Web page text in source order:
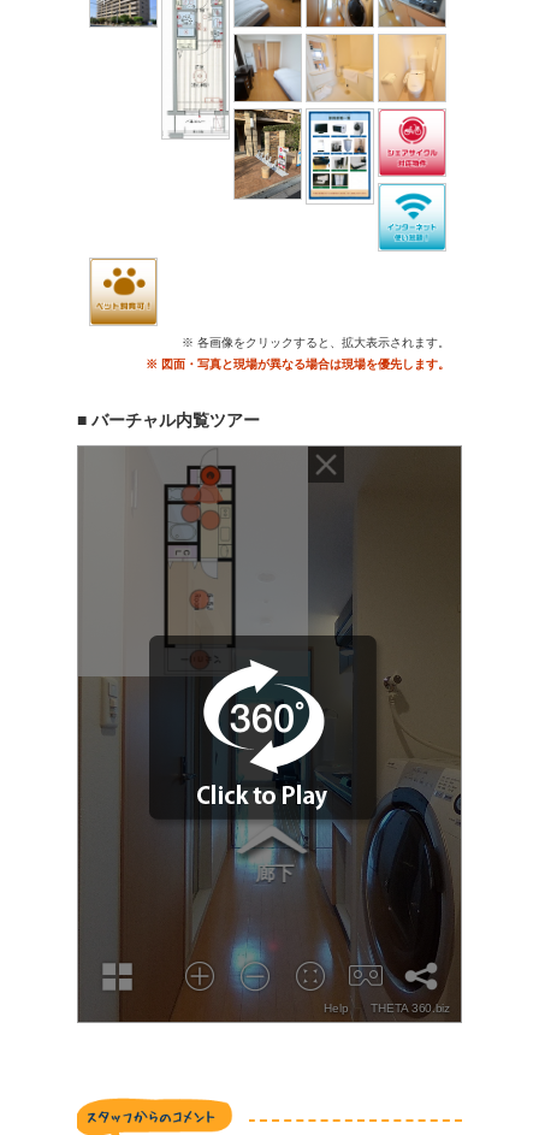
※ 各画像をクリックすると、拡大表示されます。
※ 図面・写真と現場が異なる場合は現場を優先します。
■ バーチャル内覧ツアー